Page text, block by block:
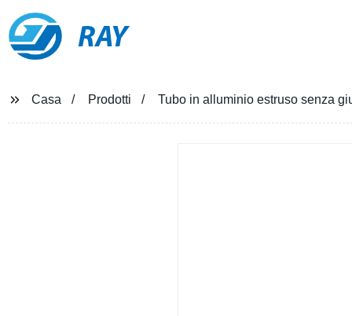
RAY
Casa Prodotti Tubo in alluminio estruso senza